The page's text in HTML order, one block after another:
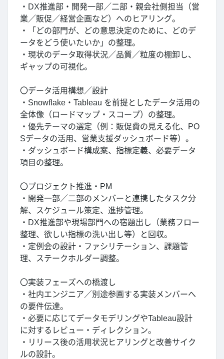
・DX推進部・開発一部／二部・親会社側担当（営
業／販促／経営企画など）へのヒアリング。
・「どの部門が、どの意思決定のために、どのデ
ータをどう使いたいか」の整理。
・現状のデータ取得状況／品質／粒度の棚卸し、
ギャップの可視化。
〇データ活用構想／設計
・Snowflake・Tableau を前提としたデータ活用の
全体像（ロードマップ・スコープ）の整理。
・優先テーマの選定（例：販促費の見える化、PO
Sデータの活用、営業支援ダッシュボード等）。
・ダッシュボード構成案、指標定義、必要データ
項目の整理。
〇プロジェクト推進・PM
・開発一部／二部のメンバーと連携したタスク分
解、スケジュール策定、進捗管理。
・DX推進部や現場部門への宿題出し（業務フロー
整理、欲しい指標の洗い出し等）と回収。
・定例会の設計・ファシリテーション、課題管
理、ステークホルダー調整。
〇実装フェーズへの橋渡し
・社内エンジニア／別途参画する実装メンバーへ
の要件伝達。
・必要に応じてデータモデリングやTableau設計
に対するレビュー・ディレクション。
・リリース後の活用状況ヒアリングと改善サイク
ルの設計。